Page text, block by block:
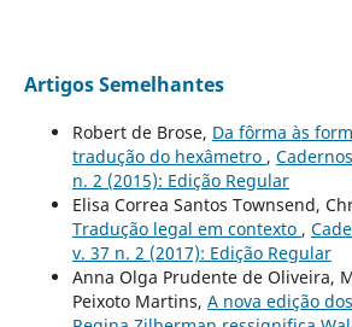
Artigos Semelhantes
Robert de Brose, Da fôrma às
tradução do hexâmetro ,
n. 2 (2015): Edição Regular
Elisa Correa Santos Townsend,
Tradução legal em contexto ,
v. 37 n. 2 (2017): Edição Regular
Anna Olga Prudente de Oliveira,
Peixoto Martins, A nova edição